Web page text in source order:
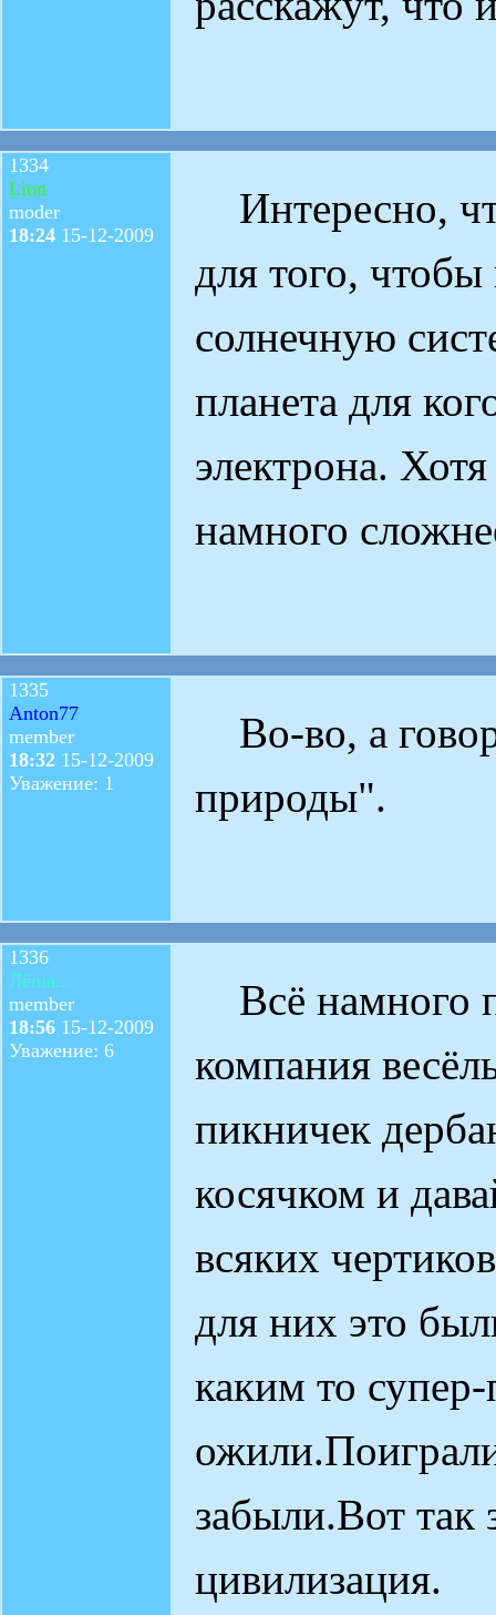
1334
Lion
moder
18:24 15-12-2009
Интересно,
для того, чтобы
солнечную
планета для
электрона. Хотя
намного
1335
Anton77
member
18:32 15-12-2009
Уважение: 1
Во-во, а
природы".
1336
Лёша...
member
18:56 15-12-2009
Уважение: 6
Всё намного
компания
пикничек
косячком и
всяких
для них это
каким то
забыли.Вот так
цивилизация.